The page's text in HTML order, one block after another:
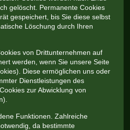
gelöscht. Permanente Cookies
gespeichert, bis Sie diese selbst
Löschung durch Ihren
von Drittunternehmen auf
werden, wenn Sie unsere Seite
Diese ermöglichen uns oder
Dienstleistungen des
zur Abwicklung von
Funktionen. Zahlreiche
da bestimmte